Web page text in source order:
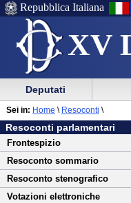
XV
Menu
di
ausilio
alla
navigazione
Menu
di
navigazione
principale
Repubblica Italiana
Menu
di
navigazione
principale
menu
di
sezione
Deputati
Vai
al
contenuto
Resoconti parlamentari
Frontespizio
Resoconto sommario
Resoconto stenografico
Votazioni elettroniche
Sei in: Home \ Resoconti \